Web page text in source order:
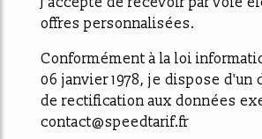
offres personnalisées.
Conformément à la loi
06 janvier 1978, je dispose d'un
de rectification aux données
contact@speedtarif.fr